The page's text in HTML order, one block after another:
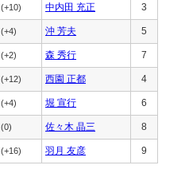
(+10) 中内田 充正 3
(+4) 沖 芳夫 5
(+2) 森 秀行 7
(+12) 西園 正都 4
(+4) 堀 宣行 6
(0) 佐々木 晶三 8
(+16) 羽月 友彦 9